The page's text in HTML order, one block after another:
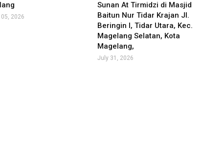
2026
Sunan At Tirmidzi di Masjid
Baitun Nur Tidar Krajan Jl.
Beringin I, Tidar Utara, Kec.
Magelang Selatan, Kota
Magelang,
July 31, 2026